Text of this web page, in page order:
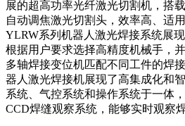
展的超高功率光纤激光切割机，搭
自动调焦激光切割头，效率高、适
YLRW系列机器人激光焊接系统展
根据用户要求选择高精度机械手，
多轴焊接变位机匹配不同工件的焊
器人激光焊接机展现了高集成化和
系统、气控系统和操作系统于一体
CCD焊缝观察系统，能够实时观察